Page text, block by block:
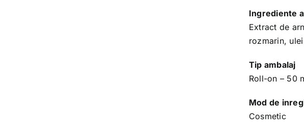
Ingrediente
Extract de
rozmarin,
Tip ambalaj
Roll-on – 50
Mod de
Cosmetic